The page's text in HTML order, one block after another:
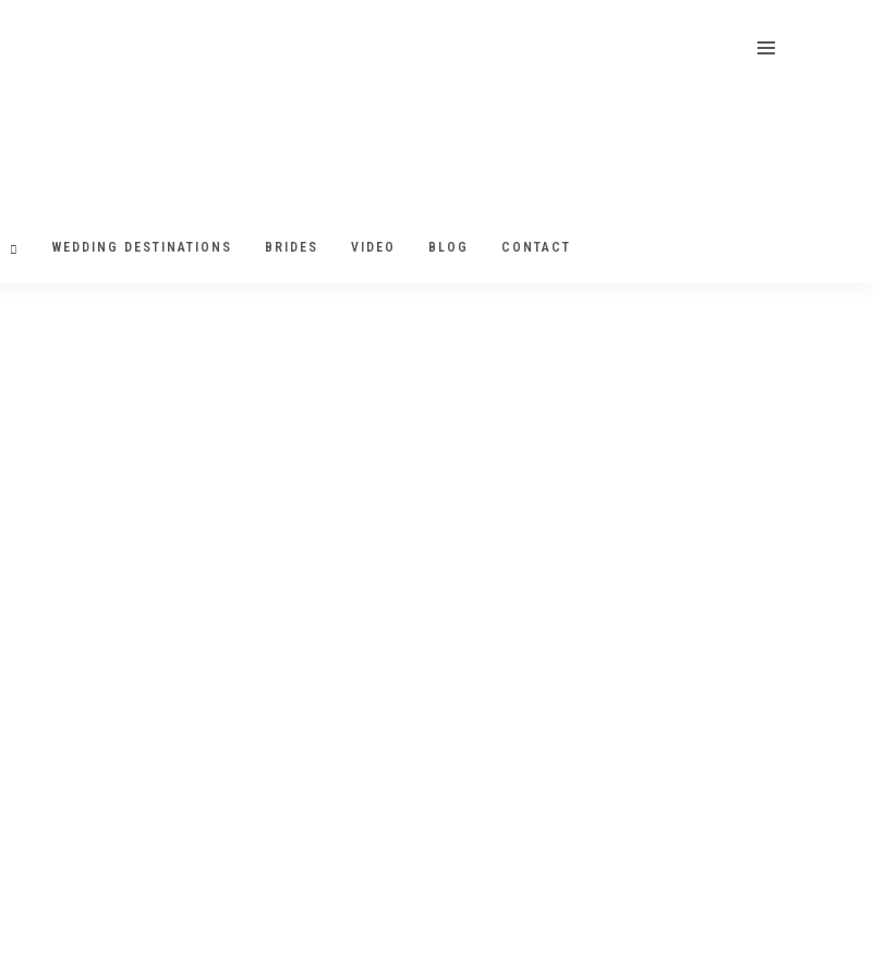
WEDDING DESTINATIONS BRIDES VIDEO BLOG CONTACT